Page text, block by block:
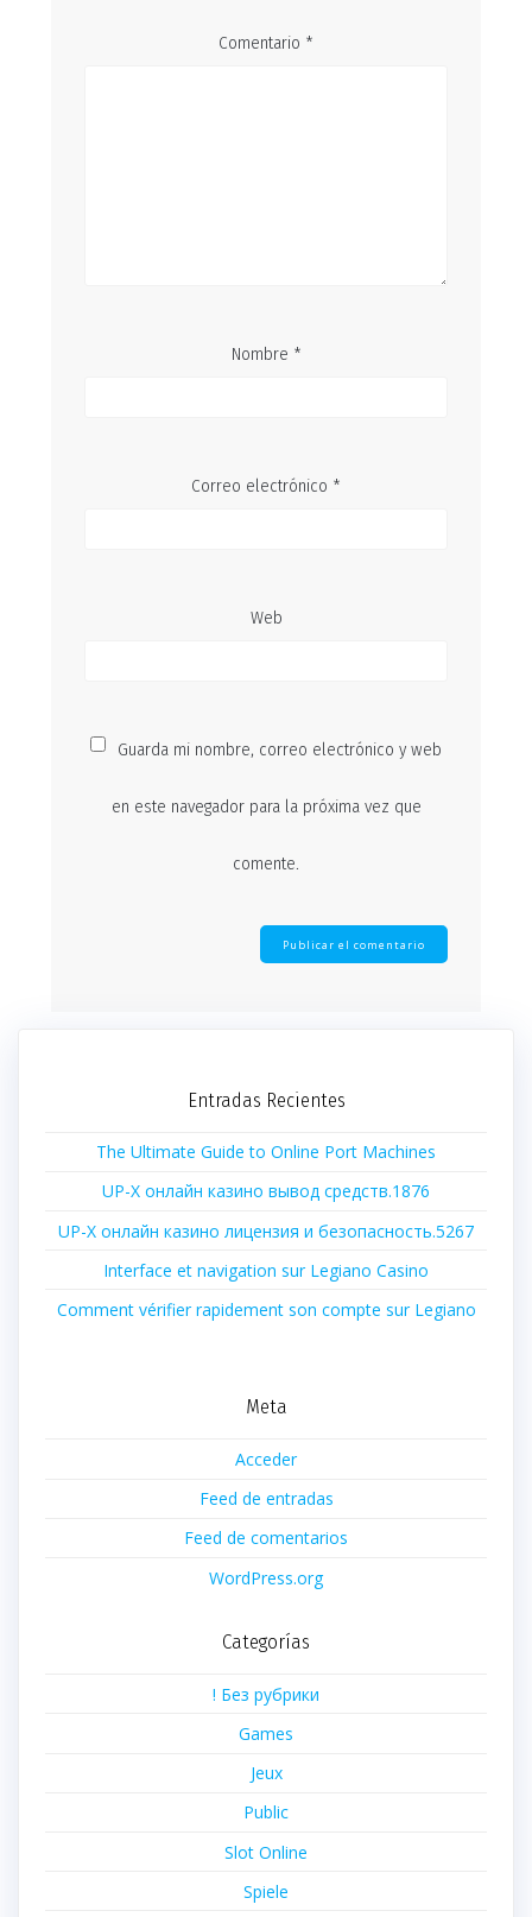
Comentario *
Nombre *
Correo electrónico *
Web
Guarda mi nombre, correo electrónico y web
en este navegador para la próxima vez que
comente.
Entradas Recientes
The Ultimate Guide to Online Port Machines
UP-X онлайн казино вывод средств.1876
UP-X онлайн казино лицензия и безопасность.5267
Interface et navigation sur Legiano Casino
Comment vérifier rapidement son compte sur Legiano
Meta
Acceder
Feed de entradas
Feed de comentarios
WordPress.org
Categorías
! Без рубрики
Games
Jeux
Public
Slot Online
Spiele